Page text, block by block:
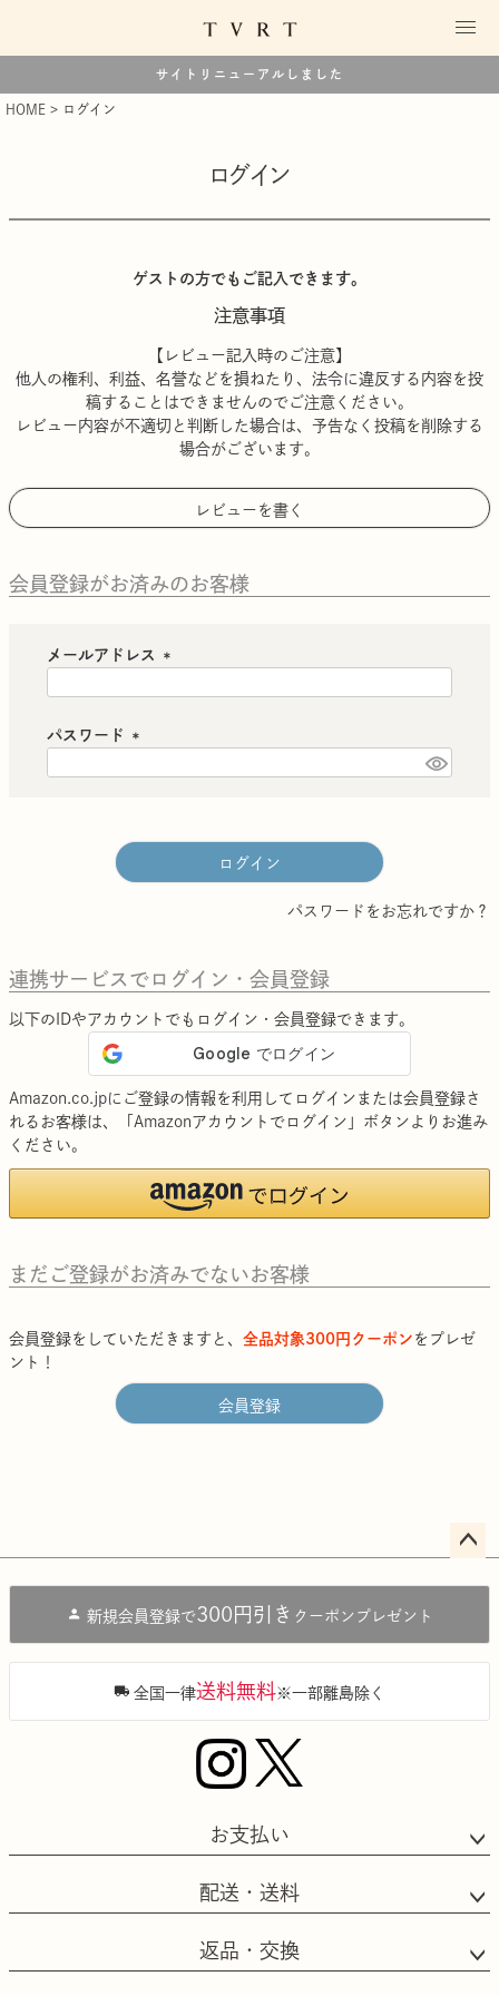
サイトリニューアルしました
HOME ログイン
ログイン
ゲストの方でもご記入できます。
注意事項
【レビュー記入時のご注意】
他人の権利、利益、名誉などを損ねたり、法令に違反する内容を投
稿することはできませんのでご注意ください。
レビュー内容が不適切と判断した場合は、予告なく投稿を削除する
場合がございます。
レビューを書く
会員登録がお済みのお客様
メールアドレス
パスワード
ログイン
パスワードをお忘れですか？
連携サービスでログイン・会員登録
以下のIDやアカウントでもログイン・会員登録できます。
Amazon.co.jpにご登録の情報を利用してログインまたは会員登録さ
れるお客様は、「Amazonアカウントでログイン」ボタンよりお進み
ください。
まだご登録がお済みでないお客様
会員登録をしていただきますと、 全品対象300円クーポン をプレゼ
ント！
会員登録
へ
新規会員登録で300円引き クーポンプレゼント
全国一律送料無料※一部離島除く
お支払い
配送・送料
返品・交換